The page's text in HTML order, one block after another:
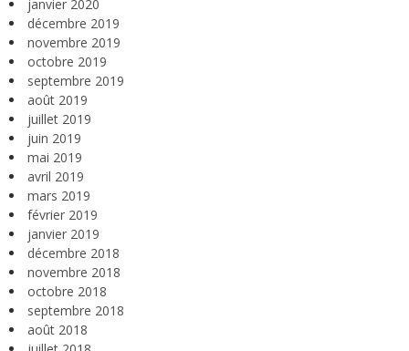
janvier 2020
décembre 2019
novembre 2019
octobre 2019
septembre 2019
août 2019
juillet 2019
juin 2019
mai 2019
avril 2019
mars 2019
février 2019
janvier 2019
décembre 2018
novembre 2018
octobre 2018
septembre 2018
août 2018